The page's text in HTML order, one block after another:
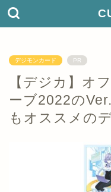
デジモンカード PR
【デジカ】オ
ーブ2022の
もオススメの